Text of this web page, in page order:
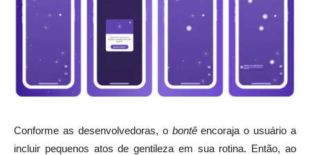
Conforme as desenvolvedoras, o bontêencoraja o usuário a
incluir pequenos atos de gentileza em sua rotina. Então, ao